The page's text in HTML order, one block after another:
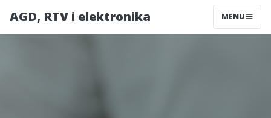
AGD, RTV i elektronika MENU